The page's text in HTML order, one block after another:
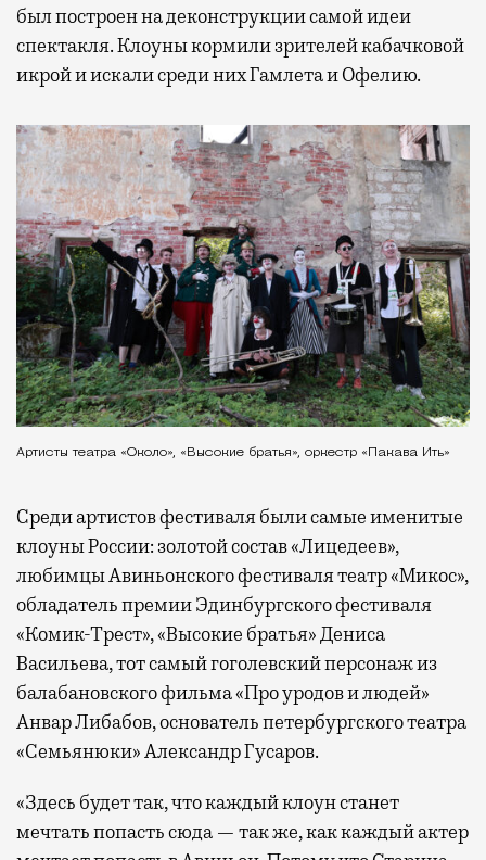
был построен на деконструкции самой идеи
спектакля. Клоуны кормили зрителей кабачковой
икрой и искали среди них Гамлета и Офелию.
Артисты театра «Около», «Высокие братья», оркестр «Пакава Ить»
Среди артистов фестиваля были самые именитые
клоуны России: золотой состав «Лицедеев»,
любимцы Авиньонского фестиваля театр «Микос»,
обладатель премии Эдинбургского фестиваля
«Комик-Трест», «Высокие братья» Дениса
Васильева, тот самый гоголевский персонаж из
балабановского фильма «Про уродов и людей»
Анвар Либабов, основатель петербургского театра
«Семьянюки» Александр Гусаров.
«Здесь будет так, что каждый клоун станет
мечтать попасть сюда — так же, как каждый актер